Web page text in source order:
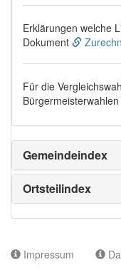
Erklärungen welche
Dokument
Für die
Gemeindeindex
Ortsteilindex
Impressum